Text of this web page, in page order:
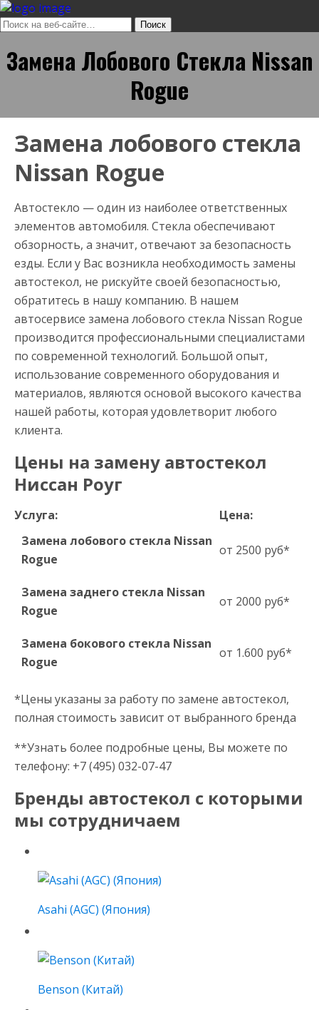
Замена Лобового Стекла Nissan
Rogue
Замена лобового стекла
Nissan Rogue
Автостекло — один из наиболее ответственных
элементов автомобиля. Стекла обеспечивают
обзорность, а значит, отвечают за безопасность
езды. Если у Вас возникла необходимость замены
автостекол, не рискуйте своей безопасностью,
обратитесь в нашу компанию. В нашем
автосервисе замена лобового стекла Nissan Rogue
производится профессиональными специалистами
по современной технологий. Большой опыт,
использование современного оборудования и
материалов, являются основой высокого качества
нашей работы, которая удовлетворит любого
клиента.
Цены на замену автостекол
Ниссан Роуг
Услуга:
Цена:
Замена лобового стекла Nissan
Rogue
от 2500 руб*
Замена заднего стекла Nissan
Rogue
от 2000 руб*
Замена бокового стекла Nissan
Rogue
от 1.600 руб*
*Цены указаны за работу по замене автостекол,
полная стоимость зависит от выбранного бренда
**Узнать более подробные цены, Вы можете по
телефону: +7 (495) 032-07-47
Бренды автостекол с которыми
мы сотрудничаем
Asahi (AGC) (Япония)
Benson (Китай)